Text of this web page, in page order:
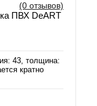
(0 отзывов)
ПВХ DeART
43, толщина:
кратно